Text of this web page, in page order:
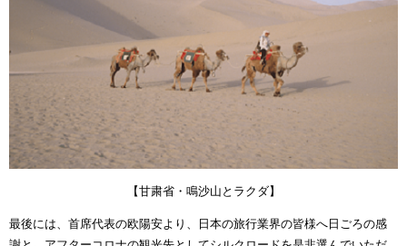
【甘粛省・鳴沙山とラクダ】
最後には、首席代表の欧陽安より、日本の旅行業界の皆様へ日ごろの感